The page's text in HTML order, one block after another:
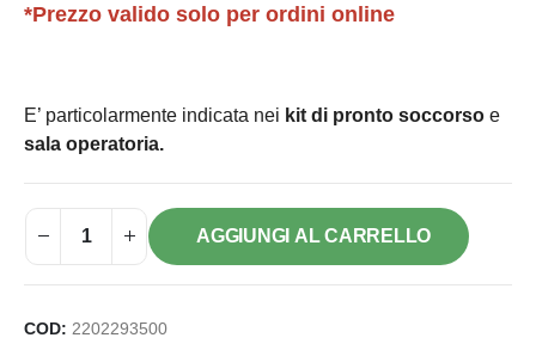
*Prezzo valido solo per ordini online
E’ particolarmente indicata nei kit di pronto soccorso e
sala operatoria.
AGGIUNGI AL CARRELLO
COD: 2202293500